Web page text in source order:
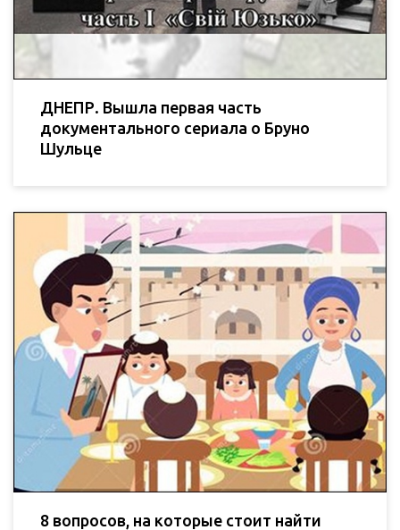
ДНЕПР. Вышла первая часть
документального сериала о Бруно
Шульце
8 вопросов, на которые стоит найти